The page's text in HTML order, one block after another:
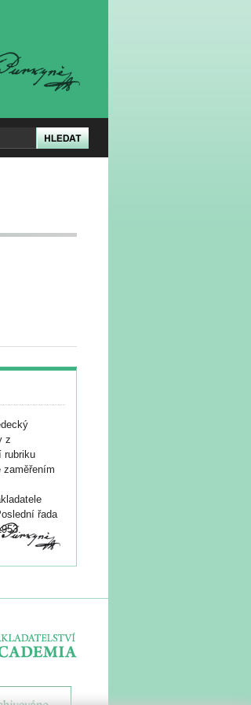
z
rubriku
zaměřením
řada